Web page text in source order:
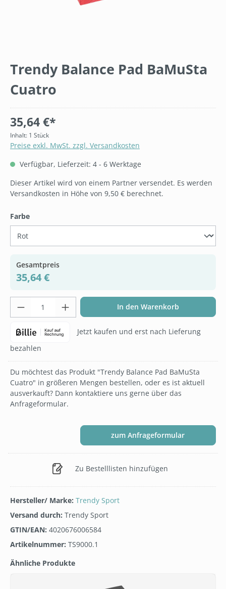
Trendy Balance Pad BaMuSta
Cuatro
35,64 €*
Inhalt: 1 Stück
Preise exkl. MwSt. zzgl. Versandkosten
Verfügbar, Lieferzeit: 4 - 6 Werktage
Dieser Artikel wird von einem Partner versendet. Es werden
Versandkosten in Höhe von 9,50 € berechnet.
Farbeauswählen
Gesamtpreis
35,64 €
Produkt Anzahl: Gib den gewünschten
In den Warenkorb
Jetzt kaufen und erst nach Lieferung
bezahlen
Du möchtest das Produkt "Trendy Balance Pad BaMuSta
Cuatro" in größeren Mengen bestellen, oder es ist aktuell
ausverkauft? Dann kontaktiere uns gerne über das
Anfrageformular.
zum Anfrageformular
Zu Bestelllisten hinzufügen
Hersteller/ Marke: Trendy Sport
Versand durch: Trendy Sport
GTIN/EAN: 4020676006584
Artikelnummer: TS9000.1
Ähnliche Produkte